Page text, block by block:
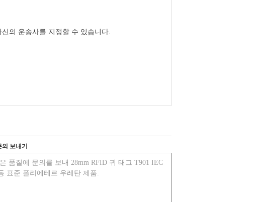
의 운송사를 지정할 수 있습니다.
의 보내기